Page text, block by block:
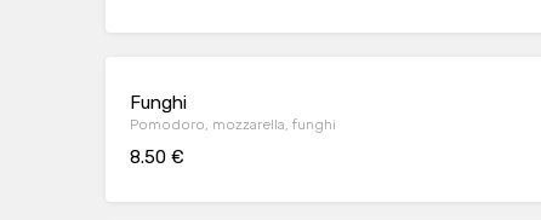
Funghi
Pomodoro, mozzarella, funghi
8.50 €